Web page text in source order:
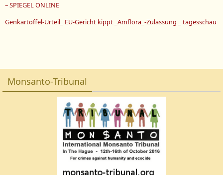
– SPIEGEL ONLINE
Genkartoffel-Urteil_ EU-Gericht kippt _Amflora_-Zulassung _ tagesschau
Monsanto-Tribunal